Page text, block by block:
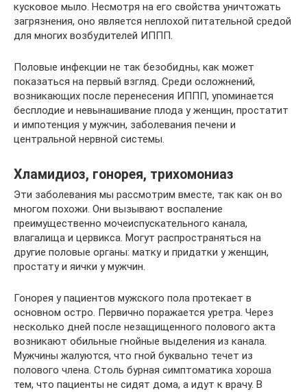
кусковое мыло. Несмотря на его свойства уничтожать
загрязнения, оно является неплохой питательной средой
для многих возбудителей ИППП.
Половые инфекции не так безобидны, как может
показаться на первый взгляд. Среди осложнений,
возникающих после перенесения ИППП, упоминается
бесплодие и невынашивание плода у женщин, простатит
и импотенция у мужчин, заболевания печени и
центральной нервной системы.
Хламидиоз, гонорея, трихомониаз
Эти заболевания мы рассмотрим вместе, так как он во
многом похожи. Они вызывают воспаление
преимущественно мочеиспускательного канала,
влагалища и цервикса. Могут распространяться на
другие половые органы: матку и придатки у женщин,
простату и яички у мужчин.
Гонорея у пациентов мужского пола протекает в
основном остро. Первично поражается уретра. Через
несколько дней после незащищенного полового акта
возникают обильные гнойные выделения из канала.
Мужчины жалуются, что гной буквально течет из
полового члена. Столь бурная симптоматика хороша
тем, что пациенты не сидят дома, а идут к врачу. В